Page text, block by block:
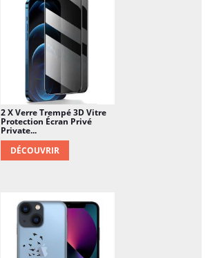
2 X Verre Trempé 3D Vitre
Protection Écran Privé
Private...
DÉCOUVRIR